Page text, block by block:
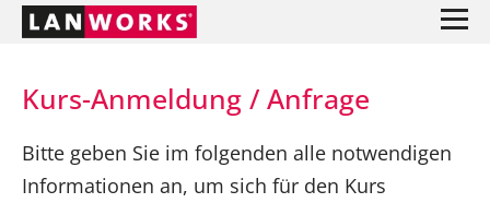
Kurs-Anmeldung / Anfrage
Bitte geben Sie im folgenden alle notwendigen
Informationen an, um sich für den Kurs